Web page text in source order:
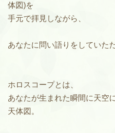
体図)を
手元で拝見しながら、
あなたに問い語りをしていた
ホロスコープとは、
あなたが生まれた瞬間に天空
天体図。